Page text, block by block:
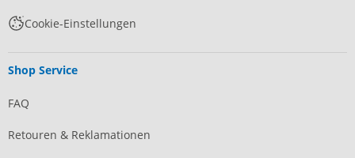
Cookie-Einstellungen
Shop Service
FAQ
Retouren & Reklamationen